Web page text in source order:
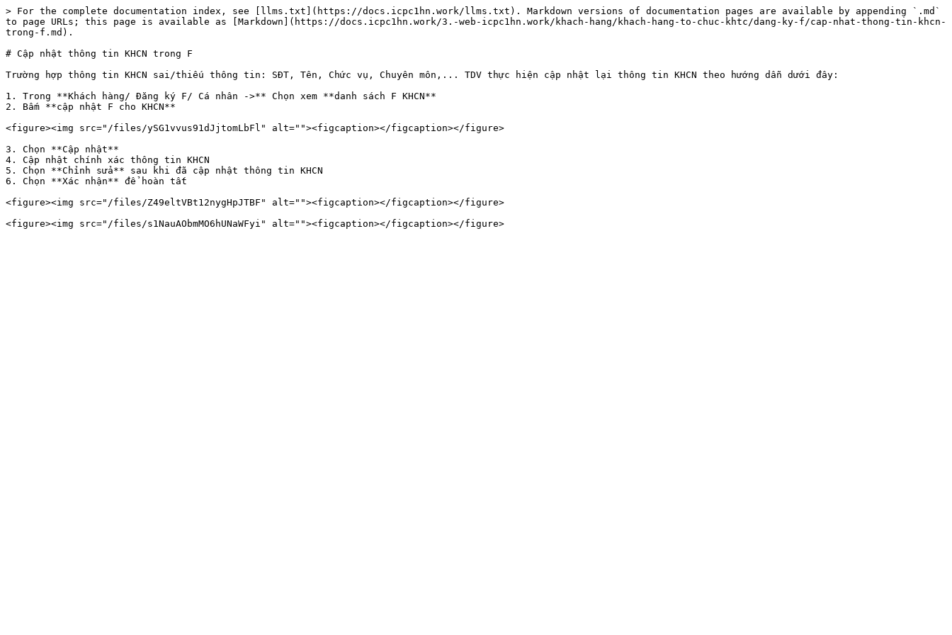
> For the complete documentation index, see [llms.txt](https://docs.icpc1hn.work/llms.txt). Markdown versions of documentation pages are available by appending `.md`
to page URLs; this page is available as [Markdown](https://docs.icpc1hn.work/3.-web-icpc1hn.work/khach-hang/khach-hang-to-chuc-khtc/dang-ky-f/cap-nhat-thong-tin-khcn-
trong-f.md).
# Cập nhật thông tin KHCN trong F
Trường hợp thông tin KHCN sai/thiếu thông tin: SĐT, Tên, Chức vụ, Chuyên môn,... TDV thực hiện cập nhật lại thông tin KHCN theo hướng dẫn dưới đây:
1. Trong **Khách hàng/ Đăng ký F/ Cá nhân ->** Chọn xem **danh sách F KHCN**
2. Bấm **cập nhật F cho KHCN**
<figure><img src="/files/ySG1vvus91dJjtomLbFl" alt=""><figcaption></figcaption></figure>
3. Chọn **Cập nhật**
4. Cập nhật chính xác thông tin KHCN
5. Chọn **Chỉnh sửa** sau khi đã cập nhật thông tin KHCN
6. Chọn **Xác nhận** để hoàn tất
<figure><img src="/files/Z49eltVBt12nygHpJTBF" alt=""><figcaption></figcaption></figure>